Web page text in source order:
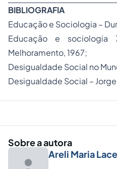
BIBLIOGRAFIA
Educação e Sociologia –
Educação e sociologia
Melhoramento, 1967;
Desigualdade Social no
Desigualdade Social –
Sobre a autora
Areli Maria